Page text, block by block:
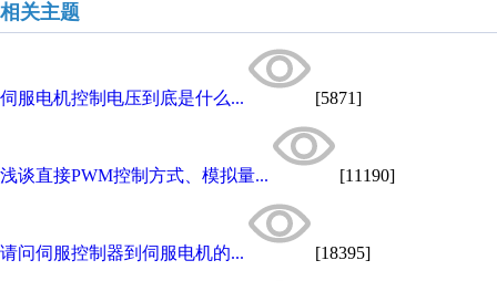
相关主题
伺服电机控制电压到底是什么... [5871]
浅谈直接PWM控制方式、模拟量... [11190]
请问伺服控制器到伺服电机的... [18395]